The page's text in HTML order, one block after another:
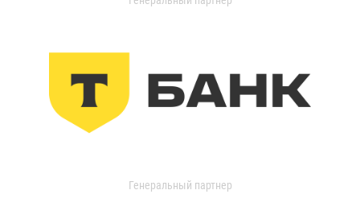
Генеральный партнер